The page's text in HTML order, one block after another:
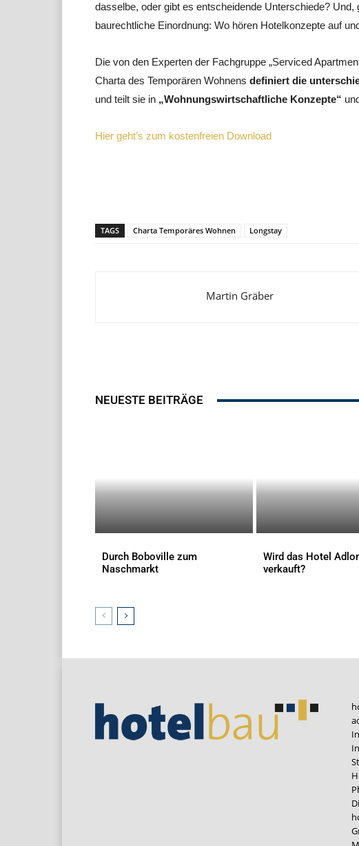
dasselbe, oder gibt es entscheidende Unterschiede?
baurechtliche Einordnung: Wo hören Hotelkonzepte auf
Die von den Experten der Fachgruppe „Serviced
Charta des Temporären Wohnens definiert die
und teilt sie in „Wohnungswirtschaftliche Konzepte“
Hier geht’s zum kostenfreien Download
TAGS Charta Temporäres Wohnen Longstay
Martin Gräber
NEUESTE BEITRÄGE
Durch Boboville zum
Naschmarkt
Wird das Hotel
verkauft?